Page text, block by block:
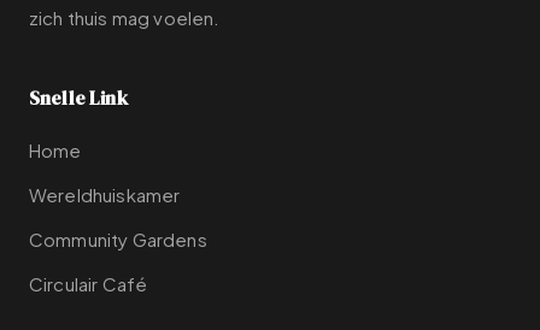
zich thuis mag voelen.
Snelle Link
Home
Wereldhuiskamer
Community Gardens
Circulair Café